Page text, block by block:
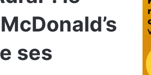
ses